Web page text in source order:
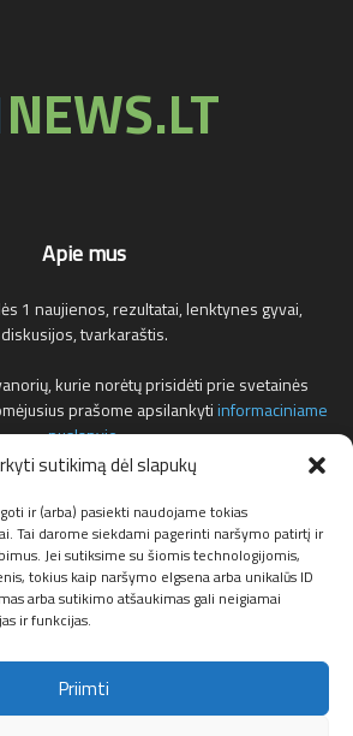
sutikimą dėl slapukų
ir (arba) pasiekti naudojame tokias
Tai darome siekdami pagerinti naršymo patirtį ir
Jei sutiksime su šiomis technologijomis,
tokius kaip naršymo elgsena arba unikalūs ID
arba sutikimo atšaukimas gali neigiamai
ir funkcijas.
Priimti
Apie mus
1 naujienos, rezultatai, lenktynes gyvai,
diskusijos, tvarkaraštis.
kurie norėtų prisidėti prie svetainės
prašome apsilankytiinformaciniame
puslapyje.
adresu.
info@f1news.lt